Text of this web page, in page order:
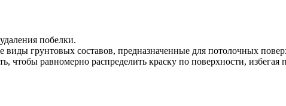
побелки.
грунтовых составов, предназначенные для потолочных
чтобы равномерно распределить краску по поверхности, избегая